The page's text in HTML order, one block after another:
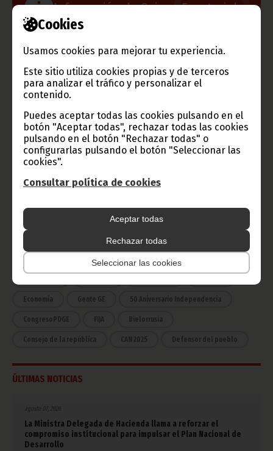
Cookies
Usamos cookies para mejorar tu experiencia.
Este sitio utiliza cookies propias y de terceros
para analizar el tráfico y personalizar el
contenido.
Puedes aceptar todas las cookies pulsando en el
botón "Aceptar todas", rechazar todas las cookies
pulsando en el botón "Rechazar todas" o
configurarlas pulsando el botón "Seleccionar las
cookies".
Consultar política de cookies
Aceptar todas
Rechazar todas
Seleccionar las cookies
Información de Guinea Ecuatorial
TVGE
Radio Nacional de Guinea
Ecuatorial
Haz click aquí para escuchar ahora
Noticias Gobierno
Presidencia
África
Deportes Vicepresidencia
COVID-19 Cultura
Economía Gente GE 50 Aniversario Independencia
CongresoPDGE FIJA Bielorrusia
Consejo de la república CAN 2025 Defensor del pueblo
ÚLTIMAS NOTICIAS
agosto 07, 2026
La Ministra Delegada de Hacienda llama a reforzar el
compromiso institucional para impulsar el Plan Nacional de
Desarrollo